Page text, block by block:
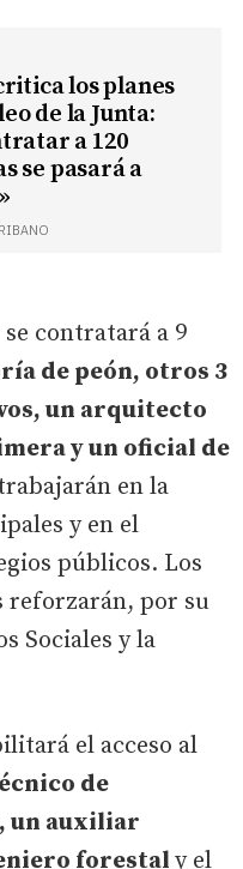
los planes
de la Junta:
a 120
se pasará a
se contratará a 9
de peón, otros 3
un arquitecto
y un oficial de
en la
y en el
públicos. Los
por su
Sociales y la
el acceso al
de
un auxiliar
forestal y el